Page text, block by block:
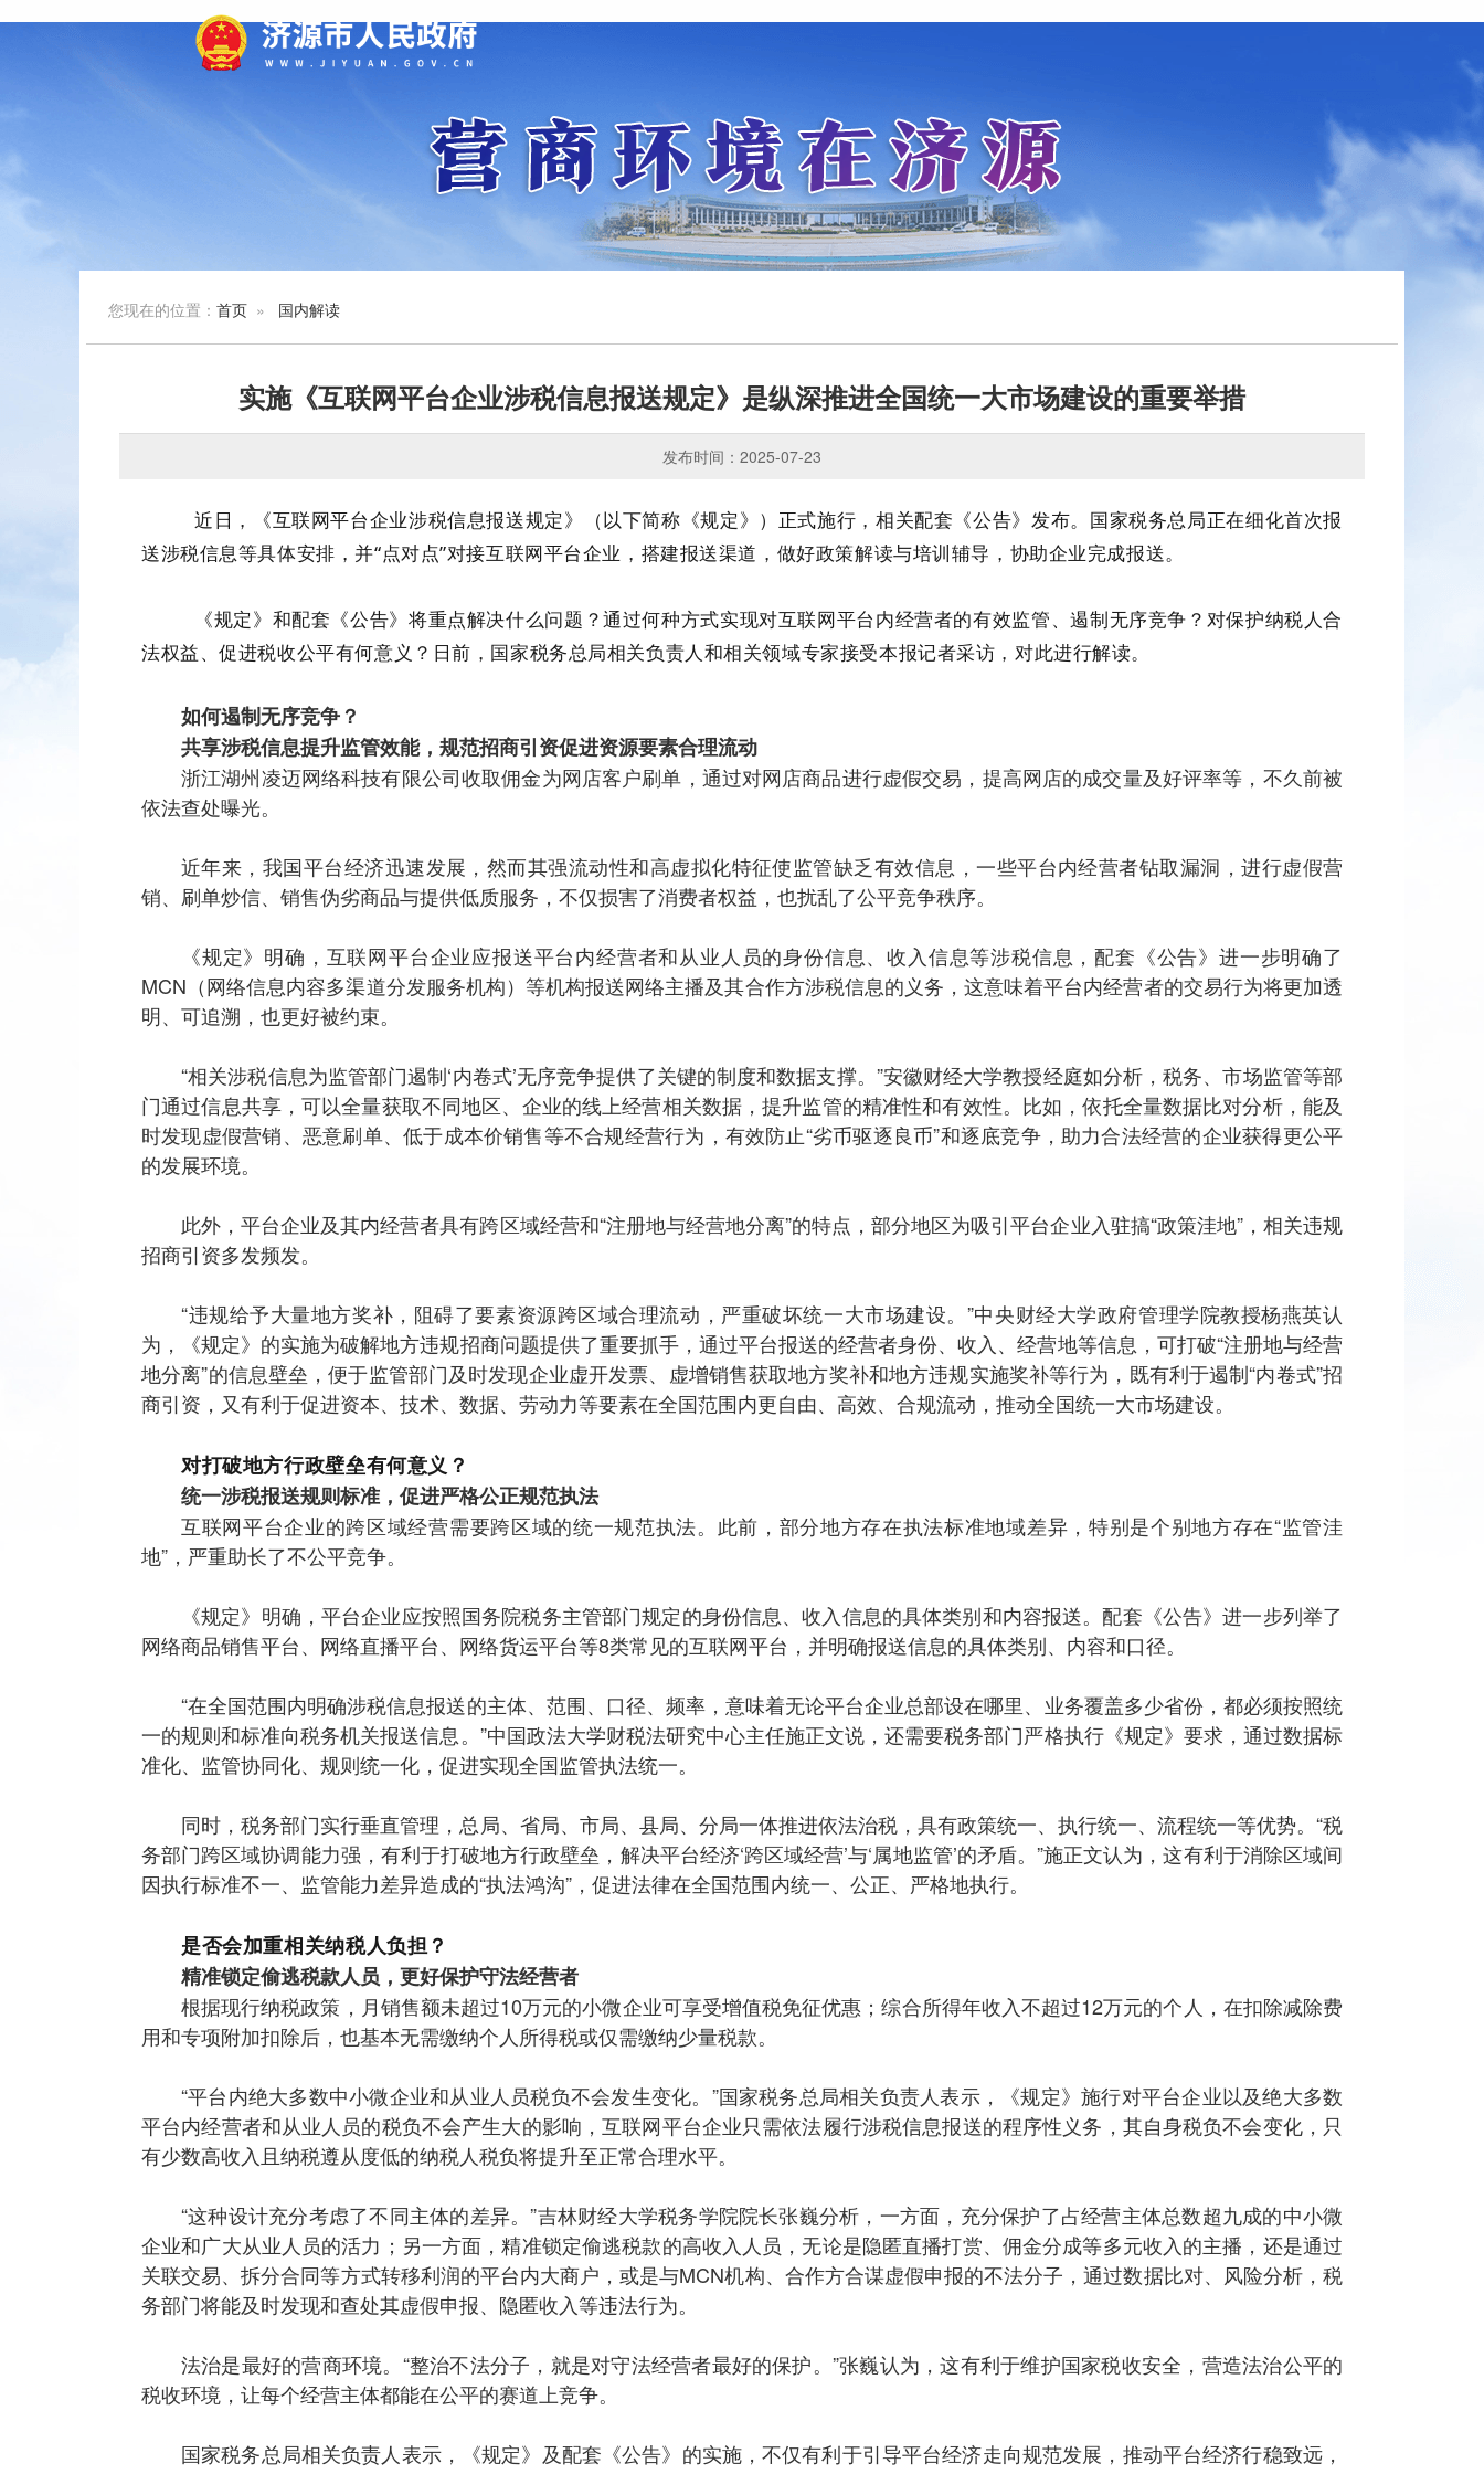
您现在的位置： 首页 » 国内解读
实施《互联网平台企业涉税信息报送规定》是纵深推进全国统一大市场建设的重要举措
发布时间：2025-07-23
近日，《互联网平台企业涉税信息报送规定》（以下简称《规定》）正式施行，相关配套《公告》发布。国家税务总局正在细化首次报
送涉税信息等具体安排，并“点对点”对接互联网平台企业，搭建报送渠道，做好政策解读与培训辅导，协助企业完成报送。
《规定》和配套《公告》将重点解决什么问题？通过何种方式实现对互联网平台内经营者的有效监管、遏制无序竞争？对保护纳税人合
法权益、促进税收公平有何意义？日前，国家税务总局相关负责人和相关领域专家接受本报记者采访，对此进行解读。
如何遏制无序竞争？
共享涉税信息提升监管效能，规范招商引资促进资源要素合理流动
浙江湖州凌迈网络科技有限公司收取佣金为网店客户刷单，通过对网店商品进行虚假交易，提高网店的成交量及好评率等，不久前被
依法查处曝光。
近年来，我国平台经济迅速发展，然而其强流动性和高虚拟化特征使监管缺乏有效信息，一些平台内经营者钻取漏洞，进行虚假营
销、刷单炒信、销售伪劣商品与提供低质服务，不仅损害了消费者权益，也扰乱了公平竞争秩序。
《规定》明确，互联网平台企业应报送平台内经营者和从业人员的身份信息、收入信息等涉税信息，配套《公告》进一步明确了
MCN（网络信息内容多渠道分发服务机构）等机构报送网络主播及其合作方涉税信息的义务，这意味着平台内经营者的交易行为将更加透
明、可追溯，也更好被约束。
“相关涉税信息为监管部门遏制‘内卷式’无序竞争提供了关键的制度和数据支撑。”安徽财经大学教授经庭如分析，税务、市场监管等部
门通过信息共享，可以全量获取不同地区、企业的线上经营相关数据，提升监管的精准性和有效性。比如，依托全量数据比对分析，能及
时发现虚假营销、恶意刷单、低于成本价销售等不合规经营行为，有效防止“劣币驱逐良币”和逐底竞争，助力合法经营的企业获得更公平
的发展环境。
此外，平台企业及其内经营者具有跨区域经营和“注册地与经营地分离”的特点，部分地区为吸引平台企业入驻搞“政策洼地”，相关违规
招商引资多发频发。
“违规给予大量地方奖补，阻碍了要素资源跨区域合理流动，严重破坏统一大市场建设。”中央财经大学政府管理学院教授杨燕英认
为，《规定》的实施为破解地方违规招商问题提供了重要抓手，通过平台报送的经营者身份、收入、经营地等信息，可打破“注册地与经营
地分离”的信息壁垒，便于监管部门及时发现企业虚开发票、虚增销售获取地方奖补和地方违规实施奖补等行为，既有利于遏制“内卷式”招
商引资，又有利于促进资本、技术、数据、劳动力等要素在全国范围内更自由、高效、合规流动，推动全国统一大市场建设。
对打破地方行政壁垒有何意义？
统一涉税报送规则标准，促进严格公正规范执法
互联网平台企业的跨区域经营需要跨区域的统一规范执法。此前，部分地方存在执法标准地域差异，特别是个别地方存在“监管洼
地”，严重助长了不公平竞争。
《规定》明确，平台企业应按照国务院税务主管部门规定的身份信息、收入信息的具体类别和内容报送。配套《公告》进一步列举了
网络商品销售平台、网络直播平台、网络货运平台等8类常见的互联网平台，并明确报送信息的具体类别、内容和口径。
“在全国范围内明确涉税信息报送的主体、范围、口径、频率，意味着无论平台企业总部设在哪里、业务覆盖多少省份，都必须按照统
一的规则和标准向税务机关报送信息。”中国政法大学财税法研究中心主任施正文说，还需要税务部门严格执行《规定》要求，通过数据标
准化、监管协同化、规则统一化，促进实现全国监管执法统一。
同时，税务部门实行垂直管理，总局、省局、市局、县局、分局一体推进依法治税，具有政策统一、执行统一、流程统一等优势。“税
务部门跨区域协调能力强，有利于打破地方行政壁垒，解决平台经济‘跨区域经营’与‘属地监管’的矛盾。”施正文认为，这有利于消除区域间
因执行标准不一、监管能力差异造成的“执法鸿沟”，促进法律在全国范围内统一、公正、严格地执行。
是否会加重相关纳税人负担？
精准锁定偷逃税款人员，更好保护守法经营者
根据现行纳税政策，月销售额未超过10万元的小微企业可享受增值税免征优惠；综合所得年收入不超过12万元的个人，在扣除减除费
用和专项附加扣除后，也基本无需缴纳个人所得税或仅需缴纳少量税款。
“平台内绝大多数中小微企业和从业人员税负不会发生变化。”国家税务总局相关负责人表示，《规定》施行对平台企业以及绝大多数
平台内经营者和从业人员的税负不会产生大的影响，互联网平台企业只需依法履行涉税信息报送的程序性义务，其自身税负不会变化，只
有少数高收入且纳税遵从度低的纳税人税负将提升至正常合理水平。
“这种设计充分考虑了不同主体的差异。”吉林财经大学税务学院院长张巍分析，一方面，充分保护了占经营主体总数超九成的中小微
企业和广大从业人员的活力；另一方面，精准锁定偷逃税款的高收入人员，无论是隐匿直播打赏、佣金分成等多元收入的主播，还是通过
关联交易、拆分合同等方式转移利润的平台内大商户，或是与MCN机构、合作方合谋虚假申报的不法分子，通过数据比对、风险分析，税
务部门将能及时发现和查处其虚假申报、隐匿收入等违法行为。
法治是最好的营商环境。“整治不法分子，就是对守法经营者最好的保护。”张巍认为，这有利于维护国家税收安全，营造法治公平的
税收环境，让每个经营主体都能在公平的赛道上竞争。
国家税务总局相关负责人表示，《规定》及配套《公告》的实施，不仅有利于引导平台经济走向规范发展，推动平台经济行稳致远，